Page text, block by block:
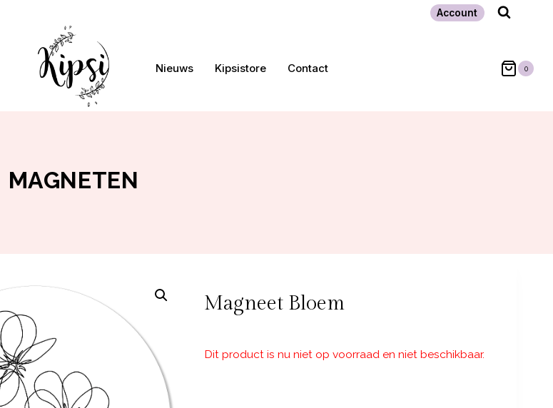
Account
Nieuws Kipsistore Contact 0
MAGNETEN
Magneet Bloem
Dit product is nu niet op voorraad en niet beschikbaar.